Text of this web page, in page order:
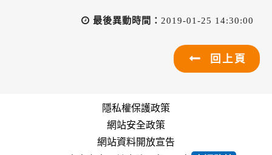
最後異動時間： 2019-01-25 14:30:00
回上頁
隱私權保護政策
網站安全政策
網站資料開放宣告